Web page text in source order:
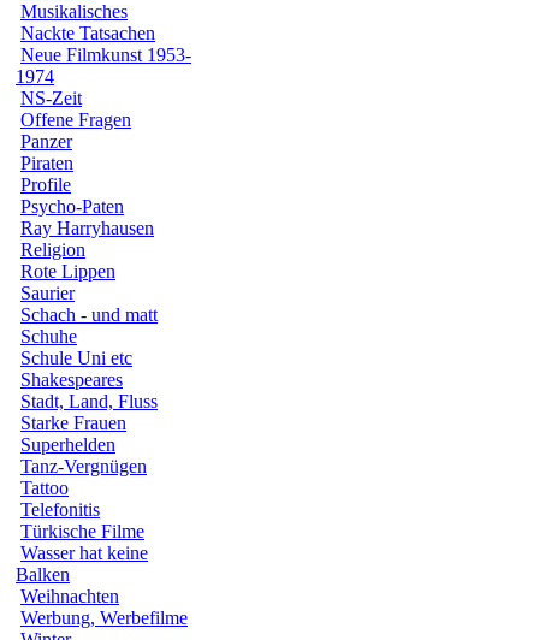
Musikalisches
Nackte Tatsachen
Neue Filmkunst 1953-
1974
NS-Zeit
Offene Fragen
Panzer
Piraten
Profile
Psycho-Paten
Ray Harryhausen
Religion
Rote Lippen
Saurier
Schach - und matt
Schuhe
Schule Uni etc
Shakespeares
Stadt, Land, Fluss
Starke Frauen
Superhelden
Tanz-Vergnügen
Tattoo
Telefonitis
Türkische Filme
Wasser hat keine
Balken
Weihnachten
Werbung, Werbefilme